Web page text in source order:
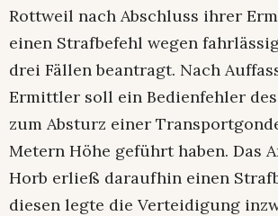
Rottweil nach Abschluss ihrer
einen Strafbefehl wegen
drei Fällen beantragt. Nach
Ermittler soll ein Bedienfehler
zum Absturz einer
Metern Höhe geführt haben. Das
Horb erließ daraufhin einen
diesen legte die Verteidigung